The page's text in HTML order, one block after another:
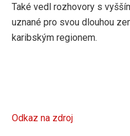
Také vedl rozhovory s
uznané pro svou dlouhou
karibským regionem.
Odkaz na zdroj